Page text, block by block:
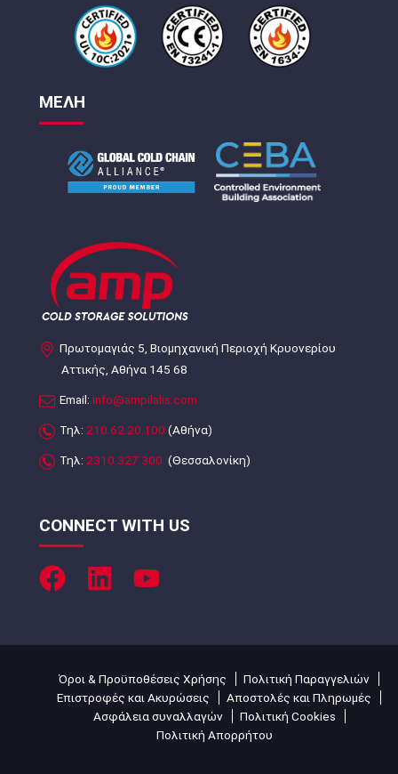
ΜΕΛΗ
Πρωτομαγιάς 5, Βιομηχανική Περιοχή Κρυονερίου
Αττικής, Αθήνα 145 68
Email: info@ampilalis.com
Τηλ: 210.62.20.100 (Αθήνα)
Τηλ: 2310.327.300 (Θεσσαλονίκη)
CONNECT WITH US
Όροι & Προϋποθέσεις Χρήσης
Πολιτική Παραγγελιών
Επιστροφές και Ακυρώσεις
Αποστολές και Πληρωμές
Ασφάλεια συναλλαγών
Πολιτική Cookies
Πολιτική Απορρήτου